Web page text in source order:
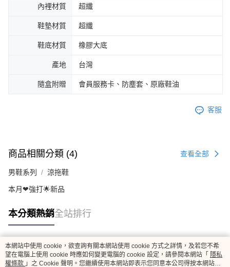
內裡材質 超纖
鞋墊材質 超纖
鞋底材質 橡膠大底
產地 台灣
隨盒附贈 會員服務卡、防塵套、原廠鞋油
客服
商品相關分類 (4) 查看全部
男鞋系列 涼拖鞋
本月❤強打🌟新品
本分類熱銷全站排行
熱門標籤
本網站中使用 cookie，欲查詢有關本網站使用 cookie 方式之詳情，及若您不希
望在電腦上使用 cookie 時應如何變更電腦的 cookie 設定，請參閱本網站「 隱私
權條款 」之 Cookie 聲明。您繼續使用本網站即表示您同意本公司得按本網站使